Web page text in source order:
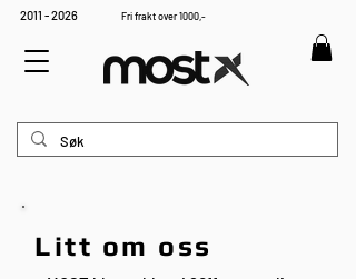
2011 - 2026 Fri frakt over 1000,-
Litt om oss